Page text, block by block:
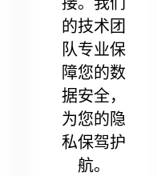
的技术团
队专业保
障您的数
据安全，
为您的隐
私保驾护
航。